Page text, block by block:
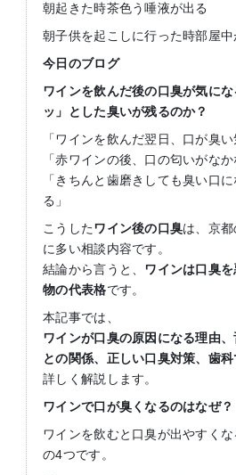
朝起きた時茶色う唾液が出る
朝子供を起こしに行った時部屋中
今日のブログ
ワインを飲んだ後の口臭が気に
ッ」とした臭いが残るのか？
「ワインを飲んだ翌日、口が臭い
「赤ワインの後、口の匂いがなか
「きちんと歯磨きしても臭い口
る」
こうしたワイン後の口臭は、京
に多い相談内容です。
結論から言うと、 ワインは口臭
物の代表格です。
本記事では、
ワインが口臭の原因になる理由
との関係、正しい口臭対策、歯
詳しく解説します。
ワインで口が臭くなるのはなぜ？
ワインを飲むと口臭が出やすく
の4つです。